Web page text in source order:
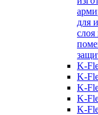
для
K-
K-
K-
K-
K-